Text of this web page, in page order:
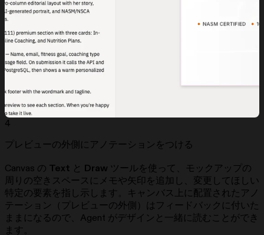
4
プレビューの外側にアノテーションをつける
Canvas の Text と Draw ツールを使って、モックアップの
周りの空きスペースにメモや矢印を追加し、変更してほしい
特定の要素を指し示します。キャンバス上に配置されたアノ
テーション（プレビューの外側）はフィードバックに付いた
ままになるので、Agent がデザインと一緒に読むことができ
ます。